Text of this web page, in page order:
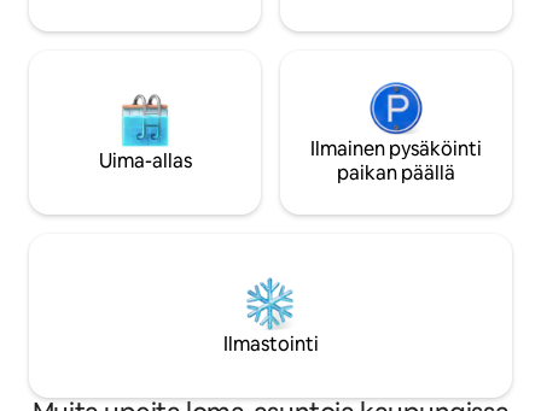
Itsepalvelusisään- ja uloskirjautuminen
lukien pesukone.
Uima-allas
Ilmainen pysäköinti
paikan päällä
Ilmastointi